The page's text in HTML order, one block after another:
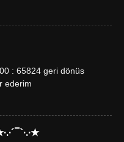
: 65824 geri dönüs
ederim